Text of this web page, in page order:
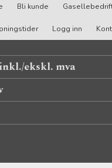
Bli kunde
Logg inn
ekskl. mva